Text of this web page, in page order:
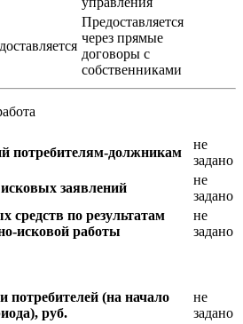
Предоставляется
через прямые
договоры с
собственниками
потребителям-должникам
не
задано
заявлений
не
задано
средств по результатам
исковой работы
не
задано
потребителей (на начало
руб.
не
задано